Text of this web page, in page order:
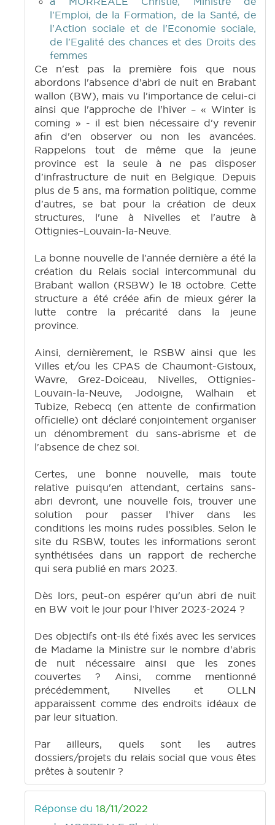
l'Emploi, de la Formation, de la Santé, de
l'Action sociale et de l'Economie sociale,
de l'Egalité des chances et des Droits des
femmes
Ce n'est pas la première fois que nous
abordons l'absence d'abri de nuit en Brabant
wallon (BW), mais vu l'importance de celui-ci
ainsi que l'approche de l'hiver – « Winter is
coming » - il est bien nécessaire d'y revenir
afin d'en observer ou non les avancées.
Rappelons tout de même que la jeune
province est la seule à ne pas disposer
d'infrastructure de nuit en Belgique. Depuis
plus de 5 ans, ma formation politique, comme
d'autres, se bat pour la création de deux
structures, l'une à Nivelles et l'autre à
Ottignies–Louvain-la-Neuve.
La bonne nouvelle de l'année dernière a été la
création du Relais social intercommunal du
Brabant wallon (RSBW) le 18 octobre. Cette
structure a été créée afin de mieux gérer la
lutte contre la précarité dans la jeune
province.
Ainsi, dernièrement, le RSBW ainsi que les
Villes et/ou les CPAS de Chaumont-Gistoux,
Wavre, Grez-Doiceau, Nivelles, Ottignies-
Louvain-la-Neuve, Jodoigne, Walhain et
Tubize, Rebecq (en attente de confirmation
officielle) ont déclaré conjointement organiser
un dénombrement du sans-abrisme et de
l'absence de chez soi.
Certes, une bonne nouvelle, mais toute
relative puisqu'en attendant, certains sans-
abri devront, une nouvelle fois, trouver une
solution pour passer l'hiver dans les
conditions les moins rudes possibles. Selon le
site du RSBW, toutes les informations seront
synthétisées dans un rapport de recherche
qui sera publié en mars 2023.
Dès lors, peut-on espérer qu'un abri de nuit
en BW voit le jour pour l'hiver 2023-2024 ?
Des objectifs ont-ils été fixés avec les services
de Madame la Ministre sur le nombre d'abris
de nuit nécessaire ainsi que les zones
couvertes ? Ainsi, comme mentionné
précédemment, Nivelles et OLLN
apparaissent comme des endroits idéaux de
par leur situation.
Par ailleurs, quels sont les autres
dossiers/projets du relais social que vous êtes
prêtes à soutenir ?
Réponse du 18/11/2022